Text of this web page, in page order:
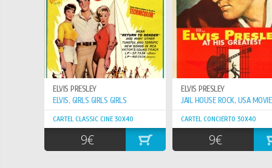
ELVIS PRESLEY
ELVIS, GIRLS GIRLS GIRLS
CARTEL CLASSIC CINE 30X40
9€
ELVIS PRESLEY
CARTEL CONCIERTO 30X40
9€